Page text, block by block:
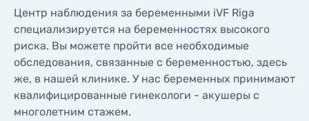
Центр наблюдения за беременными iVF Riga
специализируется на беременностях высокого
риска. Вы можете пройти все необходимые
обследования, связанные с беременностью, здесь
же, в нашей клинике. У нас беременных принимают
квалифицированные гинекологи - акушеры с
многолетним стажем.